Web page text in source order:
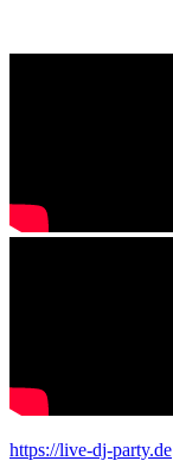
https://live-dj-party.de